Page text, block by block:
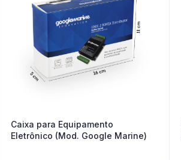
Caixa para Equipamento
Eletrônico (Mod. Google Marine)